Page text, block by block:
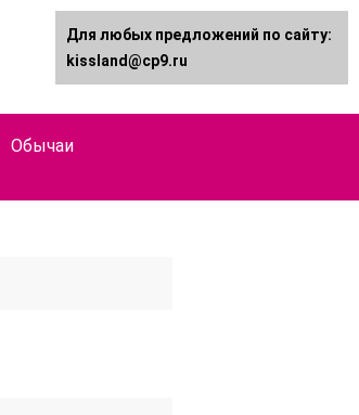
Обычаи
Для любых предложений по сайту:
kissland@cp9.ru